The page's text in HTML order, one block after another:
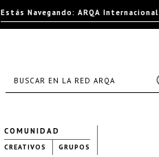
COMUNIDAD
CREATIVOS GRUPOS
Estás Navegando: ARQA Internacional